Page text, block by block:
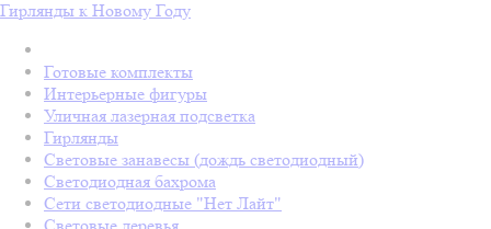
Гирлянды к Новому Году
Готовые комплекты
Интерьерные фигуры
Уличная лазерная подсветка
Гирлянды
Световые занавесы (дождь светодиодный)
Светодиодная бахрома
Сети светодиодные "Нет Лайт"